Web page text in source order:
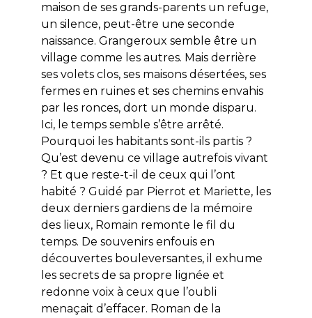
maison de ses grands-parents un refuge,
un silence, peut-être une seconde
naissance. Grangeroux semble être un
village comme les autres. Mais derrière
ses volets clos, ses maisons désertées, ses
fermes en ruines et ses chemins envahis
par les ronces, dort un monde disparu.
Ici, le temps semble s’être arrêté.
Pourquoi les habitants sont-ils partis ?
Qu’est devenu ce village autrefois vivant
? Et que reste-t-il de ceux qui l’ont
habité ? Guidé par Pierrot et Mariette, les
deux derniers gardiens de la mémoire
des lieux, Romain remonte le fil du
temps. De souvenirs enfouis en
découvertes bouleversantes, il exhume
les secrets de sa propre lignée et
redonne voix à ceux que l’oubli
menaçait d’effacer. Roman de la